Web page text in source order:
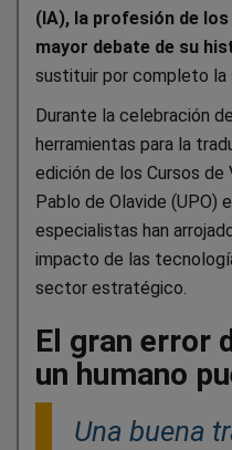
(IA), la profesión de
mayor debate de su
sustituir por completo la
Durante la celebración
herramientas para la
edición de los Cursos de
Pablo de Olavide (UPO)
especialistas han
impacto de las
sector estratégico.
El gran error
un humano
Una buena